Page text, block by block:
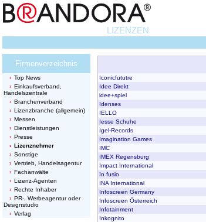
LIZENZEN
Firmenverzeichnis
Top News
Einkaufsverband,
Handelszentrale
Branchenverband
Lizenzbranche (allgemein)
Messen
Dienstleistungen
Presse
Lizenznehmer
Sonstige
Vertrieb, Handelsagentur
Fachanwälte
Lizenz-Agenten
Rechte Inhaber
PR-, Werbeagentur oder
Designstudio
Verlag
Iconicfututre
Idee Direkt
idee+spiel
Idenses
IELLO
Iesse Schuhe
Igel-Records
Imagination Games
IMC
IMEX Regensburg
Impact International
In fusio
INA International
Infoscreen Germany
Infoscreen Österreich
Infotainment
Inkognito